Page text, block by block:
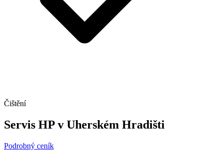
Čištění
Servis HP v Uherském Hradišti
Podrobný ceník